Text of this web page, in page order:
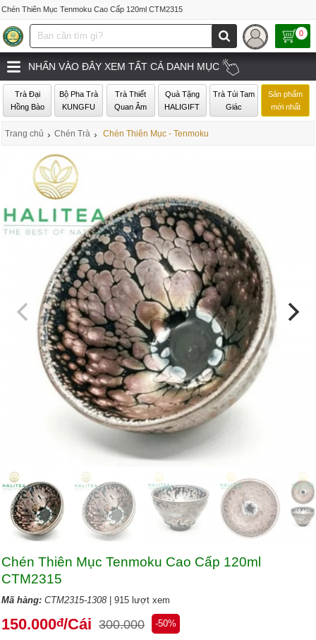
Chén Thiên Mục Tenmoku Cao Cấp 120ml CTM2315
0
NHẤN VÀO ĐÂY XEM TẤT CẢ DANH MỤC
Trà Đại
Hồng Bào
Bộ Pha Trà
KUNGFU
Trà Thiết
Quan Âm
Quà Tặng
HALIGIFT
Trà Túi Tam
Giác
Sản phẩm
mới nhất
Trang chủ › Chén Trà › Chén Thiên Mục - Tenmoku
Chén Thiên Mục Tenmoku Cao Cấp 120ml
CTM2315
Mã hàng:CTM2315-1308 | 915 lượt xem
150.000đ/Cái 300.000 -50%